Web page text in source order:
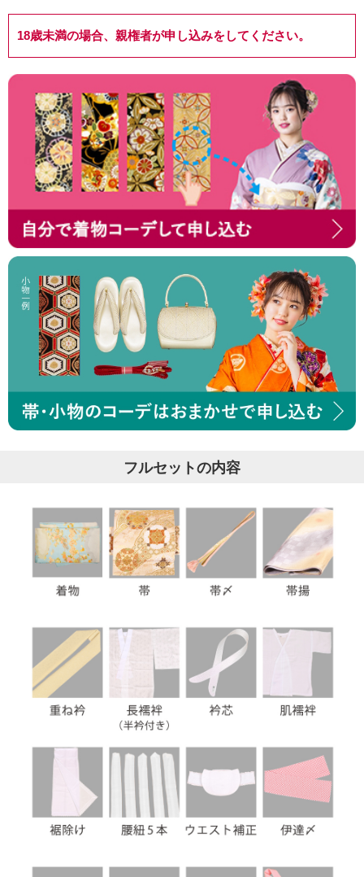
18歳未満の場合、親権者が申し込みをしてください。
フルセットの内容